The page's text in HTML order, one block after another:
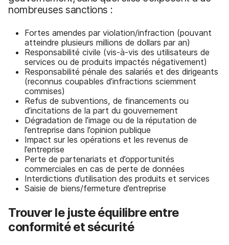
nombreuses sanctions :
Fortes amendes par violation/infraction (pouvant
atteindre plusieurs millions de dollars par an)
Responsabilité civile (vis-à-vis des utilisateurs de
services ou de produits impactés négativement)
Responsabilité pénale des salariés et des dirigeants
(reconnus coupables d’infractions sciemment
commises)
Refus de subventions, de financements ou
d’incitations de la part du gouvernement
Dégradation de l’image ou de la réputation de
l’entreprise dans l’opinion publique
Impact sur les opérations et les revenus de
l’entreprise
Perte de partenariats et d’opportunités
commerciales en cas de perte de données
Interdictions d’utilisation des produits et services
Saisie de biens/fermeture d’entreprise
Trouver le juste équilibre entre
conformité et sécurité